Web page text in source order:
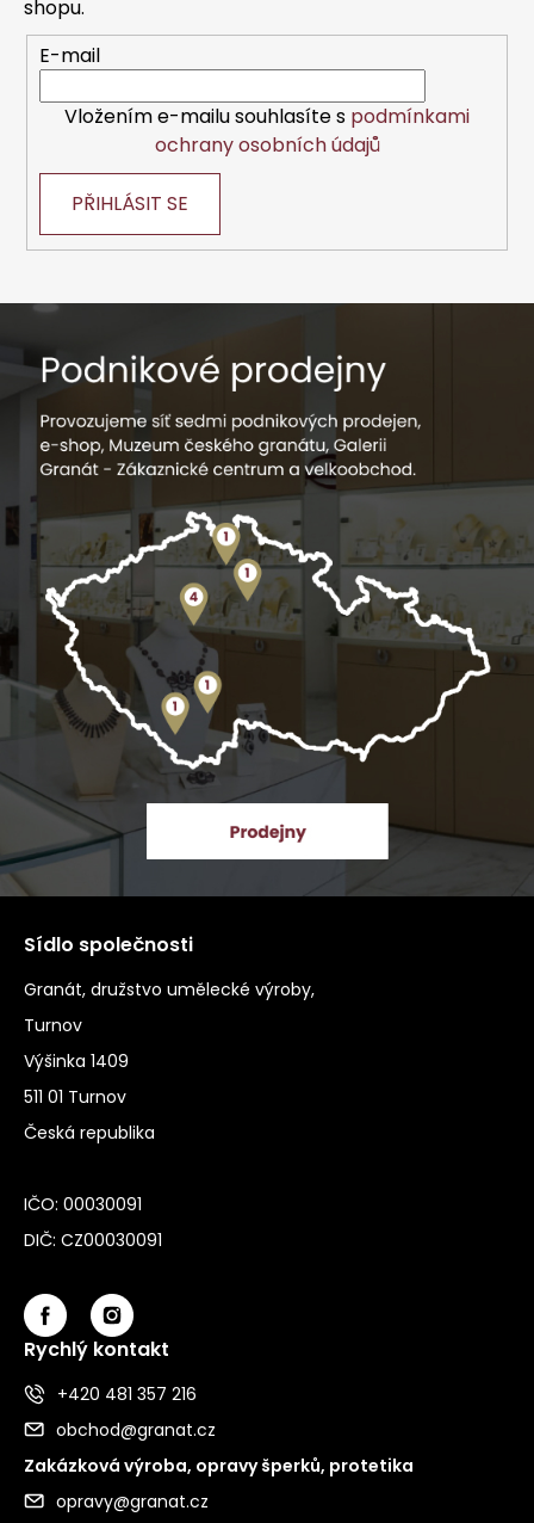
shopu.
E-mail
Vložením e-mailu souhlasíte s podmínkami
ochrany osobních údajů
PŘIHLÁSIT SE
Sídlo společnosti
Granát, družstvo umělecké výroby,
Turnov
Výšinka 1409
511 01 Turnov
Česká republika
IČO: 00030091
DIČ: CZ00030091
Rychlý kontakt
+420 481 357 216
obchod@granat.cz
Zakázková výroba, opravy šperků, protetika
opravy@granat.cz